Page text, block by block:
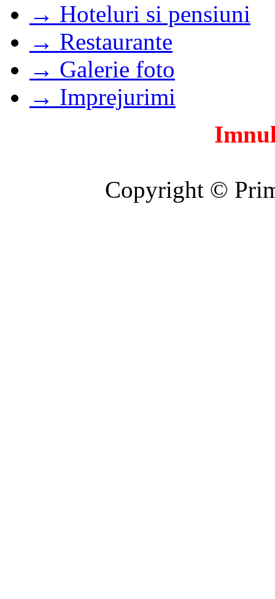
→ Hoteluri si pensiuni
→ Restaurante
→ Galerie foto
→ Imprejurimi
Copyright ©